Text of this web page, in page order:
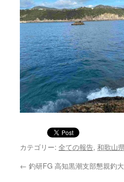
カテゴリー: 全ての報告, 和歌山
← 釣研FG 高知黒潮支部懇親釣